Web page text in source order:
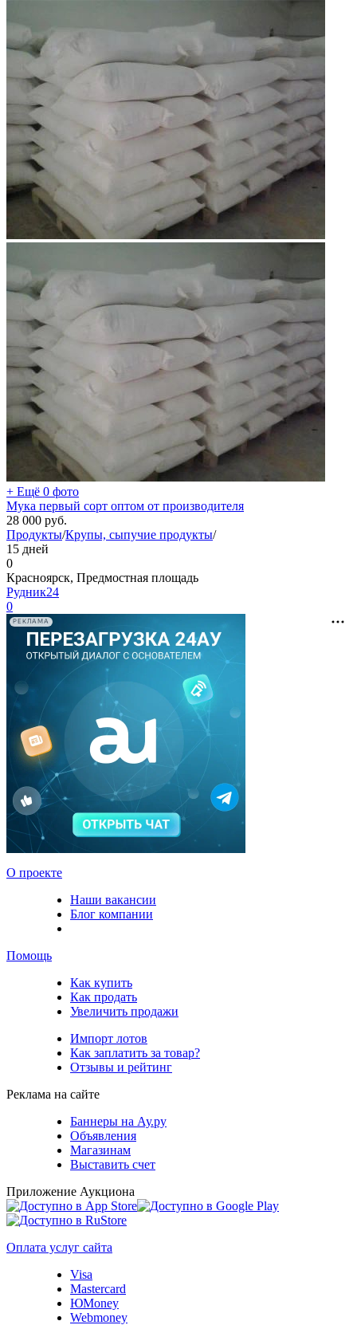
+ Ещё 0 фото
Мука первый сорт оптом от производителя
28 000 руб.
Продукты/Крупы, сыпучие продукты/
15 дней
0
Красноярск, Предмостная площадь
Рудник24
0
РЕКЛАМА
О проекте
Наши вакансии
Блог компании
Помощь
Как купить
Как продать
Увеличить продажи
Импорт лотов
Как заплатить за товар?
Отзывы и рейтинг
Реклама на сайте
Баннеры на Ау.ру
Объявления
Магазинам
Выставить счет
Приложение Аукциона
Оплата услуг сайта
Visa
Mastercard
ЮMoney
Webmoney